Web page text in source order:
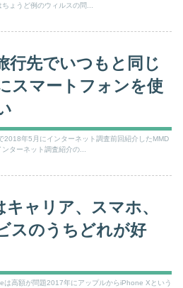
ょうど例のウィルスの問...
行先でいつもと同じ
スマートフォンを使
2018年5月にインターネット調査前回紹介したMMD
ターネット調査紹介の...
キャリア、スマホ、
スのうちどれが好
は高額が問題2017年にアップルからiPhone Xという